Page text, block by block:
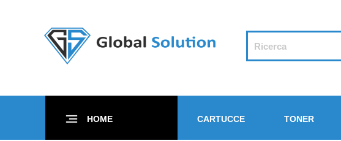
HOME CARTUCCE TONER